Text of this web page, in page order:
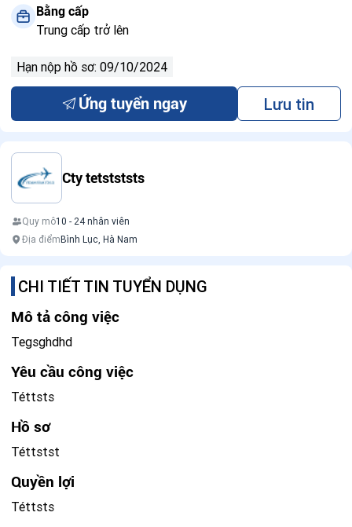
Bằng cấp
Trung cấp trở lên
Hạn nộp hồ sơ: 09/10/2024
Ứng tuyển ngay Lưu tin
Cty tetstststs
Quy mô10 - 24 nhân viên
Địa điểmBình Lục, Hà Nam
CHI TIẾT TIN TUYỂN DỤNG
Mô tả công việc
Tegsghdhd
Yêu cầu công việc
Téttsts
Hồ sơ
Téttstst
Quyền lợi
Téttsts